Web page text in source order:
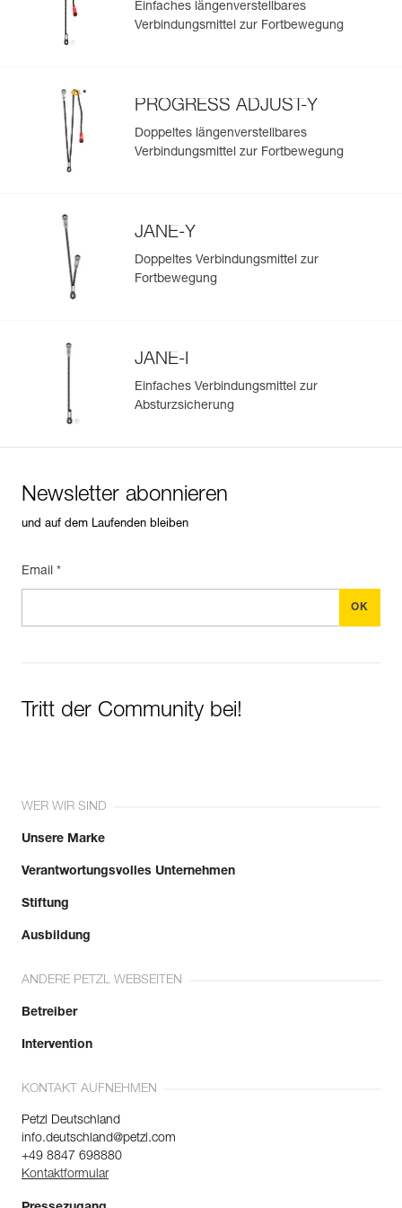
automatisch hochgeladen.
Importieren und exportieren Sie problemlos die Daten
Herstellungsdatum an.
Mehr erfahren
Fortbewegung
Einfaches längenverstellbares
Verbindungsmittel zur Fortbewegung
PROGRESS ADJUST-Y
Doppeltes längenverstellbares
Verbindungsmittel zur Fortbewegung
JANE-Y
Doppeltes Verbindungsmittel zur
Fortbewegung
JANE-I
Einfaches Verbindungsmittel zur
Absturzsicherung
Newsletter abonnieren
und auf dem Laufenden bleiben
Email *
Tritt der Community bei!
WER WIR SIND
Unsere Marke
Verantwortungsvolles Unternehmen
Stiftung
Ausbildung
ANDERE PETZL WEBSEITEN
Betreiber
Intervention
KONTAKT AUFNEHMEN
Petzl Deutschland
info.deutschland@petzl.com
+49 8847 698880
Kontaktformular